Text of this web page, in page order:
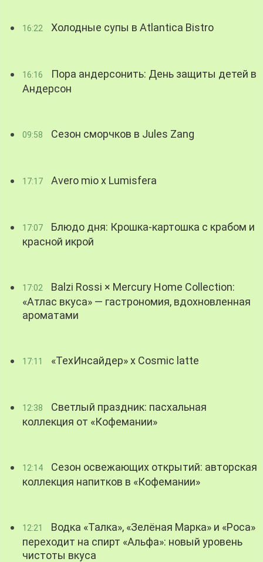
16:22 Холодные супы в Atlantica Bistro
16:16
Пора андерсонить: День защиты детей в
Андерсон
09:58 Сезон сморчков в Jules Zang
17:17 Avero mio x Lumisfera
17:07
Блюдо дня: Крошка-картошка с крабом и
красной икрой
17:02
Balzi Rossi × Mercury Home Collection:
«Атлас вкуса» — гастрономия, вдохновленная
ароматами
17:11 «ТехИнсайдер» х Cosmic latte
12:38
Светлый праздник: пасхальная
коллекция от «Кофемании»
12:14
Сезон освежающих открытий: авторская
коллекция напитков в «Кофемании»
12:21
Водка «Талка», «Зелёная Марка» и «Роса»
переходит на спирт «Альфа»: новый уровень
чистоты вкуса